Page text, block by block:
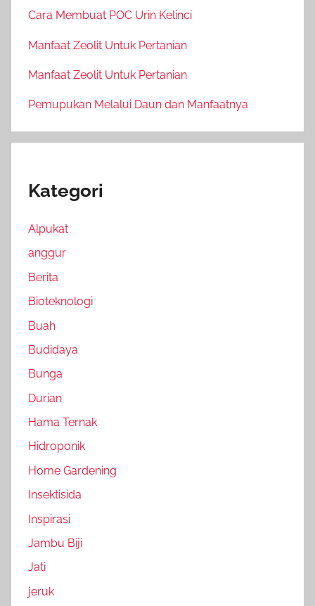
Cara Membuat POC Urin Kelinci
Manfaat Zeolit Untuk Pertanian
Manfaat Zeolit Untuk Pertanian
Pemupukan Melalui Daun dan Manfaatnya
Kategori
Alpukat
anggur
Berita
Bioteknologi
Buah
Budidaya
Bunga
Durian
Hama Ternak
Hidroponik
Home Gardening
Insektisida
Inspirasi
Jambu Biji
Jati
jeruk